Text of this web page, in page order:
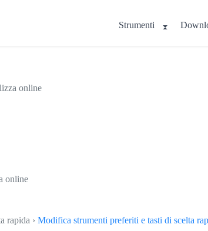
Strumenti
online
online
rapida › Modifica strumenti preferiti e tasti di scelta